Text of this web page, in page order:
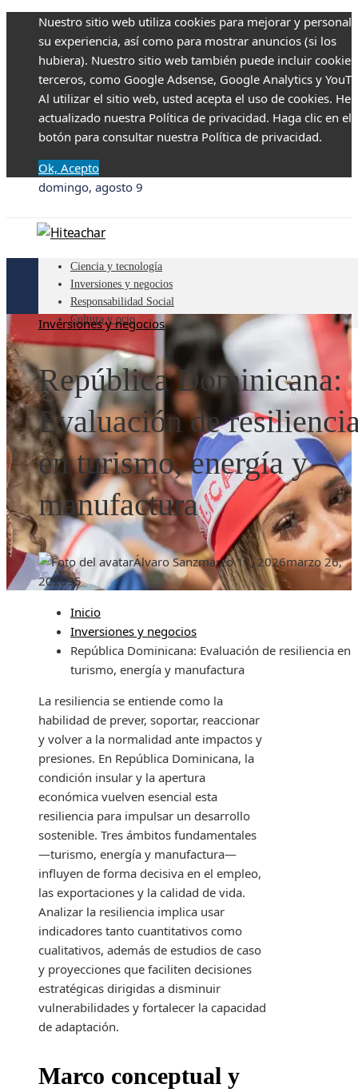
Nuestro sitio web utiliza cookies para mejorar y
su experiencia, así como para mostrar anuncios (si los
hubiera). Nuestro sitio web también puede incluir
terceros, como Google Adsense, Google Analytics y
Al utilizar el sitio web, usted acepta el uso de cookies.
actualizado nuestra Política de privacidad. Haga clic en el
botón para consultar nuestra Política de privacidad.
Ok, Acepto
domingo, agosto 9
Ciencia y tecnología
Inversiones y negocios
Responsabilidad Social
Cultura y ocio
Inversiones y negocios
República Dominicana:
Evaluación de
en turismo, energía y
manufactura
Álvaro Sanzmarzo 11, 2026marzo 26,
202695
Inicio
Inversiones y negocios
República Dominicana: Evaluación de resiliencia en
turismo, energía y manufactura
La resiliencia se entiende como la
habilidad de prever, soportar, reaccionar
y volver a la normalidad ante impactos y
presiones. En República Dominicana, la
condición insular y la apertura
económica vuelven esencial esta
resiliencia para impulsar un desarrollo
sostenible. Tres ámbitos fundamentales
—turismo, energía y manufactura—
influyen de forma decisiva en el empleo,
las exportaciones y la calidad de vida.
Analizar la resiliencia implica usar
indicadores tanto cuantitativos como
cualitativos, además de estudios de caso
y proyecciones que faciliten decisiones
estratégicas dirigidas a disminuir
vulnerabilidades y fortalecer la capacidad
de adaptación.
Marco conceptual y